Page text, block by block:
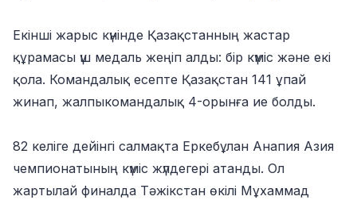
Екінші жарыс күнінде Қазақстанның жастар
құрамасы үш медаль жеңіп алды: бір күміс және екі
қола. Командалық есепте Қазақстан 141 ұпай
жинап, жалпыкомандалық 4-орынға ие болды.
82 келіге дейінгі салмақта Еркебұлан Анапия Азия
чемпионатының күміс жүлдегері атанды. Ол
жартылай финалда Тәжікстан өкілі Мұхаммад